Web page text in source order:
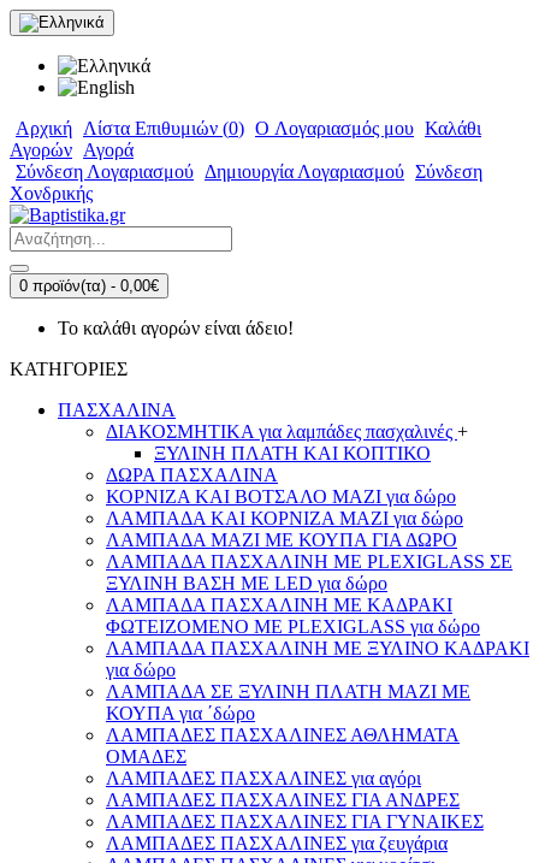
Αρχική Λίστα Επιθυμιών (0) O Λογαριασμός μου Καλάθι
Αγορών Αγορά
Σύνδεση Λογαριασμού Δημιουργία Λογαριασμού Σύνδεση
Χονδρικής
0 προϊόν(τα) - 0,00€
Το καλάθι αγορών είναι άδειο!
ΚΑΤΗΓΟΡΙΕΣ
ΠΑΣΧΑΛΙΝΑ
ΔΙΑΚΟΣΜΗΤΙΚΑ για λαμπάδες πασχαλινές +
ΞΥΛΙΝΗ ΠΛΑΤΗ ΚΑΙ ΚΟΠΤΙΚΟ
ΔΩΡΑ ΠΑΣΧΑΛΙΝΑ
ΚΟΡΝΙΖΑ ΚΑΙ ΒΟΤΣΑΛΟ ΜΑΖΙ για δώρο
ΛΑΜΠΑΔΑ ΚΑΙ ΚΟΡΝΙΖΑ ΜΑΖΙ για δώρο
ΛΑΜΠΑΔΑ ΜΑΖΙ ΜΕ ΚΟΥΠΑ ΓΙΑ ΔΩΡΟ
ΛΑΜΠΑΔΑ ΠΑΣΧΑΛΙΝΗ ΜΕ PLEXIGLASS ΣΕ
ΞΥΛΙΝΗ ΒΑΣΗ ΜΕ LED για δώρο
ΛΑΜΠΑΔΑ ΠΑΣΧΑΛΙΝΗ ΜΕ ΚΑΔΡΑΚΙ
ΦΩΤΕΙΖΟΜΕΝΟ ΜΕ PLEXIGLASS για δώρο
ΛΑΜΠΑΔΑ ΠΑΣΧΑΛΙΝΗ ΜΕ ΞΥΛΙΝΟ ΚΑΔΡΑΚΙ
για δώρο
ΛΑΜΠΑΔΑ ΣΕ ΞΥΛΙΝΗ ΠΛΑΤΗ ΜΑΖΙ ΜΕ
ΚΟΥΠΑ για ΄δώρο
ΛΑΜΠΑΔΕΣ ΠΑΣΧΑΛΙΝΕΣ ΑΘΛΗΜΑΤΑ
ΟΜΑΔΕΣ
ΛΑΜΠΑΔΕΣ ΠΑΣΧΑΛΙΝΕΣ για αγόρι
ΛΑΜΠΑΔΕΣ ΠΑΣΧΑΛΙΝΕΣ ΓΙΑ ΑΝΔΡΕΣ
ΛΑΜΠΑΔΕΣ ΠΑΣΧΑΛΙΝΕΣ ΓΙΑ ΓΥΝΑΙΚΕΣ
ΛΑΜΠΑΔΕΣ ΠΑΣΧΑΛΙΝΕΣ για ζευγάρια